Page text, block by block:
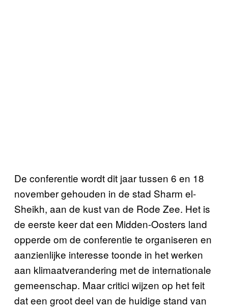
De conferentie wordt dit jaar tussen 6 en 18
november gehouden in de stad Sharm el-
Sheikh, aan de kust van de Rode Zee. Het is
de eerste keer dat een Midden-Oosters land
opperde om de conferentie te organiseren en
aanzienlijke interesse toonde in het werken
aan klimaatverandering met de internationale
gemeenschap. Maar critici wijzen op het feit
dat een groot deel van de huidige stand van